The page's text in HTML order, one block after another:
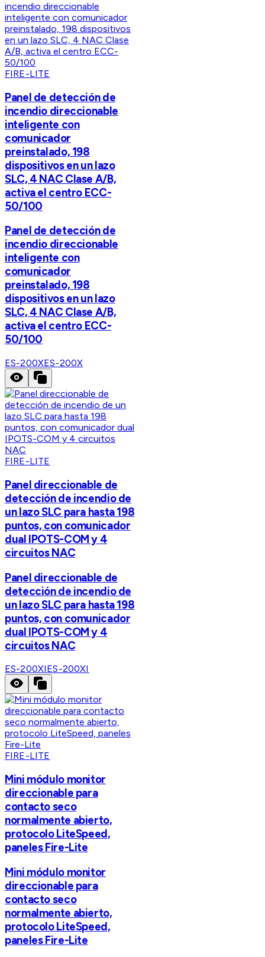
FIRE-LITE
Panel de detección de
incendio direccionable
inteligente con
comunicador
preinstalado, 198
dispositivos en un lazo
SLC, 4 NAC Clase A/B,
activa el centro ECC-
50/100
Panel de detección de
incendio direccionable
inteligente con
comunicador
preinstalado, 198
dispositivos en un lazo
SLC, 4 NAC Clase A/B,
activa el centro ECC-
50/100
ES-200XES-200X
FIRE-LITE
Panel direccionable de
detección de incendio de
un lazo SLC para hasta 198
puntos, con comunicador
dual IPOTS-COM y 4
circuitos NAC
Panel direccionable de
detección de incendio de
un lazo SLC para hasta 198
puntos, con comunicador
dual IPOTS-COM y 4
circuitos NAC
ES-200XIES-200XI
FIRE-LITE
Mini módulo monitor
direccionable para
contacto seco
normalmente abierto,
protocolo LiteSpeed,
paneles Fire-Lite
Mini módulo monitor
direccionable para
contacto seco
normalmente abierto,
protocolo LiteSpeed,
paneles Fire-Lite